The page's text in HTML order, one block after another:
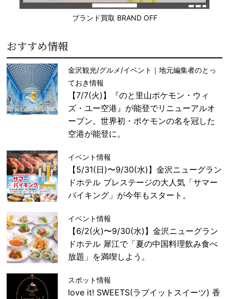
ブランド買取 BRAND OFF
おすすめ情報
金沢観光/グルメ/イベント｜地元編集者のとっ
ておき情報
【7/7(火)】『のと里山ポケモン・ウィ
ズ・ユー空港』が能登でリニューアルオ
ープン。世界初・ポケモンの名を冠した
空港が能登に。
イベント情報
【5/31(日)〜9/30(水)】金沢ニューグラン
ドホテル プレステージの大人気「サマー
バイキング」が今年もスタート。
イベント情報
【6/2(火)〜9/30(水)】金沢ニューグラン
ドホテル 犀江で「夏の中国料理飲み食べ
放題」を満喫しよう。
スポット情報
love it! SWEETS(ラブイットスイーツ) 香